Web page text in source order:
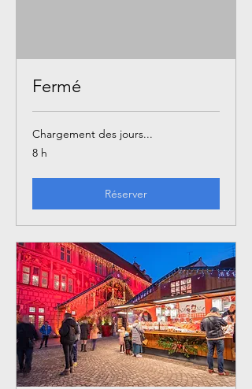
Fermé
Chargement des jours...
8 h
Réserver